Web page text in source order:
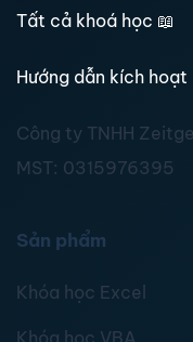
Tất cả khoá học 📖
Hướng dẫn kích hoạt
Công ty TNHH
MST: 0315976395
Sản phẩm
Khóa học Excel